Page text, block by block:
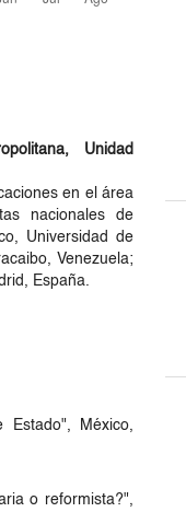
Unidad
en el área
nacionales de
Universidad de
Venezuela;
España.
Estado", México,
o reformista?",